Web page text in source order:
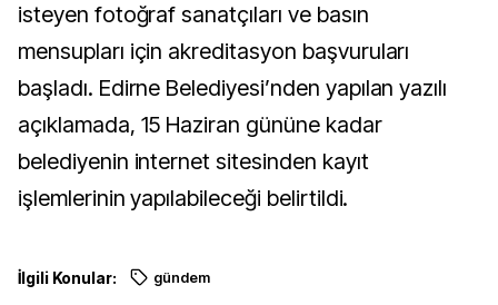
isteyen fotoğraf sanatçıları ve basın
mensupları için akreditasyon başvuruları
başladı. Edirne Belediyesi’nden yapılan yazılı
açıklamada, 15 Haziran gününe kadar
belediyenin internet sitesinden kayıt
işlemlerinin yapılabileceği belirtildi.
İlgili Konular: gündem